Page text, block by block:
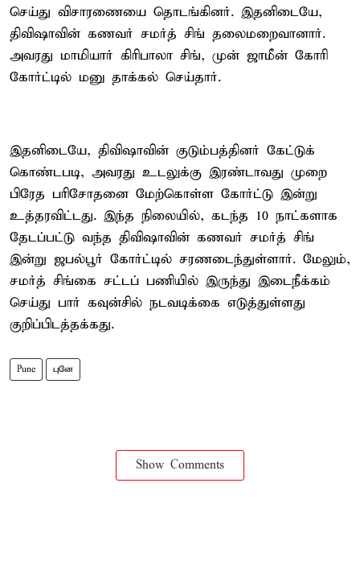
செய்து விசாரணையை தொடங்கினர். இதனிடையே,
திவிஷாவின் கணவர் சமர்த் சிங் தலைமறைவானார்.
அவரது மாமியார் கிரிபாலா சிங், முன் ஜாமீன் கோரி
கோர்ட்டில் மனு தாக்கல் செய்தார்.
இதனிடையே, திவிஷாவின் குடும்பத்தினர் கேட்டுக்
கொண்டபடி, அவரது உடலுக்கு இரண்டாவது முறை
பிரேத பரிசோதனை மேற்கொள்ள கோர்ட்டு இன்று
உத்தரவிட்டது. இந்த நிலையில், கடந்த 10 நாட்களாக
தேடப்பட்டு வந்த திவிஷாவின் கணவர் சமர்த் சிங்
இன்று ஜபல்பூர் கோர்ட்டில் சரணடைந்துள்ளார். மேலும்,
சமர்த் சிங்கை சட்டப் பணியில் இருந்து இடைநீக்கம்
செய்து பார் கவுன்சில் நடவடிக்கை எடுத்துள்ளது
குறிப்பிடத்தக்கது.
Pune புனே
Show Comments